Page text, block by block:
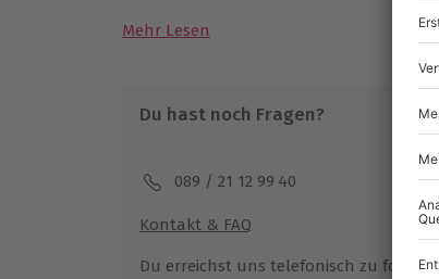
Mehr Lesen
Du hast noch Fragen?
089 / 21 12 99 40
Kontakt & FAQ
Du erreichst uns telefonisch zu